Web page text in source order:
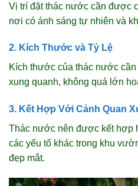
Vị trí đặt thác nước cần được
nơi có ánh sáng tự nhiên và
2. Kích Thước và Tỷ Lệ
Kích thước của thác nước
xung quanh, không quá lớn
3. Kết Hợp Với Cảnh Quan
Thác nước nên được kết hợp
các yếu tố khác trong khu
đẹp mắt.